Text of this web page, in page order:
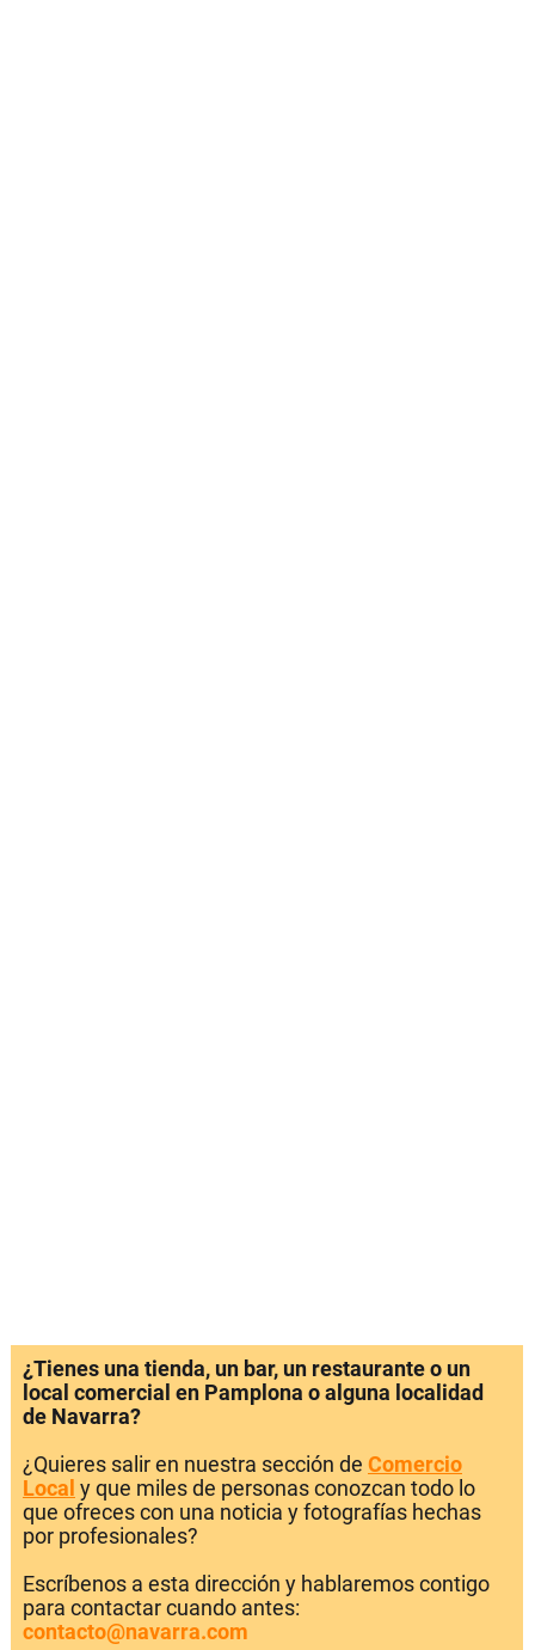
¿Tienes una tienda, un bar, un restaurante o un
local comercial en Pamplona o alguna localidad
de Navarra?
¿Quieres salir en nuestra sección de Comercio
Local y que miles de personas conozcan todo lo
que ofreces con una noticia y fotografías hechas
por profesionales?
Escríbenos a esta dirección y hablaremos contigo
para contactar cuando antes:
contacto@navarra.com